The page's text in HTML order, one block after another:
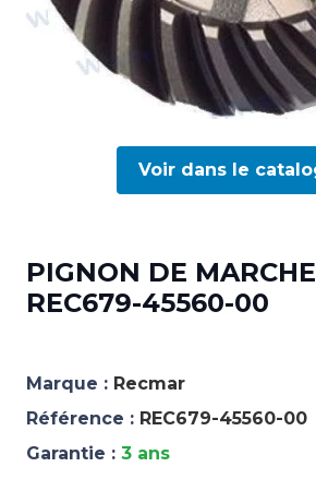
Voir dans le
PIGNON DE
REC679-45560-00
Marque : Recmar
Référence : REC679-45560-00
Garantie : 3 ans